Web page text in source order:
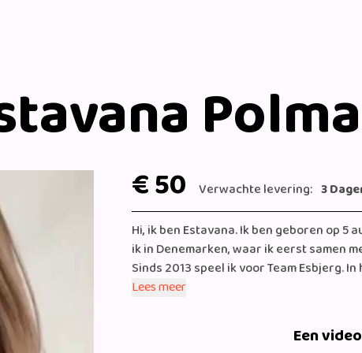
€ 50 Verwachte levering: 3
Hi, ik ben Estavana. Ik ben geboren op 5
ik in Denemarken, waar ik eerst samen
Sinds 2013 speel ik voor Team Esbjerg.
Esbjerg en werd het één groot feest. Ik
Ik speel al jaren met het nummer 79.
Samen met Rafael ben ik trotse ouders
Lees meer
Een